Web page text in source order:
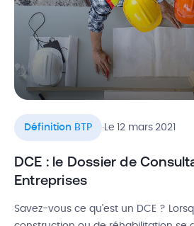
Définition BTP Le 12 mars 2021
DCE : le Dossier de
Entreprises
Savez-vous ce qu’est un DCE ?